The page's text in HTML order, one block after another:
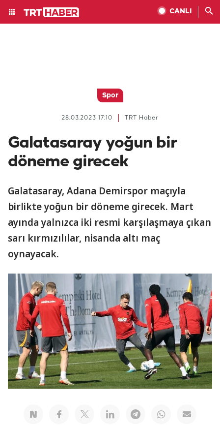
CANLI
Spor
TRT Haber
28.03.2023 17:10
Galatasaray yoğun bir
döneme girecek
Galatasaray, Adana Demirspor maçıyla
birlikte yoğun bir döneme girecek. Mart
ayında yalnızca iki resmi karşılaşmaya çıkan
sarı kırmızılılar, nisanda altı maç
oynayacak.